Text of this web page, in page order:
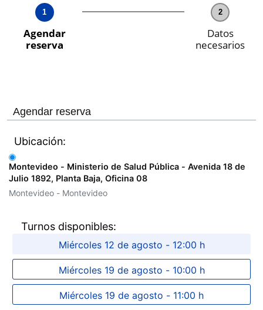
1
Agendar
reserva
2
Datos
necesarios
Agendar reserva
Ubicación
Montevideo - Ministerio de Salud Pública - Avenida 18 de
Julio 1892, Planta Baja, Oficina 08
Montevideo - Montevideo
Turnos disponibles
Miércoles 12 de agosto - 12:00 h
Miércoles 19 de agosto - 10:00 h
Miércoles 19 de agosto - 11:00 h